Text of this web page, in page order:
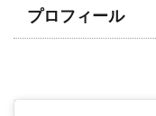
プロフィール